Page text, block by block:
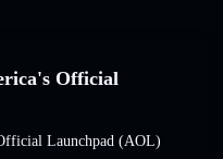
Official
Launchpad (AOL)